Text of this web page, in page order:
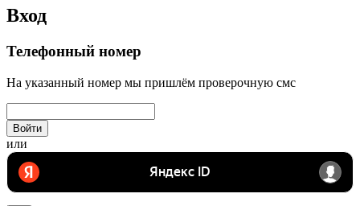
Вход
Телефонный номер
На указанный номер мы пришлём проверочную смс
Войти
или